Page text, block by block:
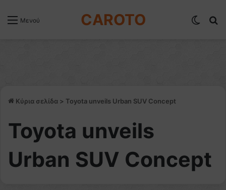
Μενού CAROTO
Κύρια σελίδα > Toyota unveils Urban SUV Concept
Toyota unveils
Urban SUV Concept